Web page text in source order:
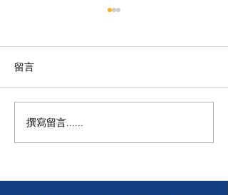
🧯 【推動資訊無障礙！龍
耳為葵盛西邨消防安全簡
留言
撰寫留言......